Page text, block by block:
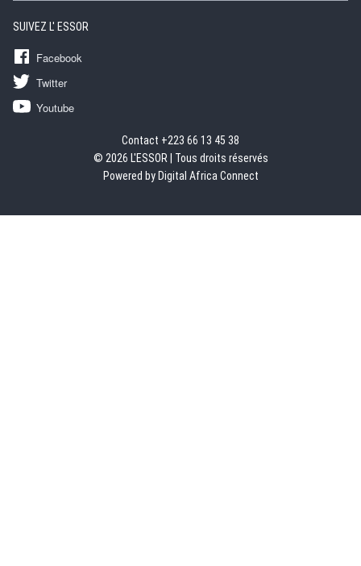
SUIVEZ L' ESSOR
Facebook
Twitter
Youtube
Contact +223 66 13 45 38
© 2026 L'ESSOR | Tous droits réservés
Powered by Digital Africa Connect